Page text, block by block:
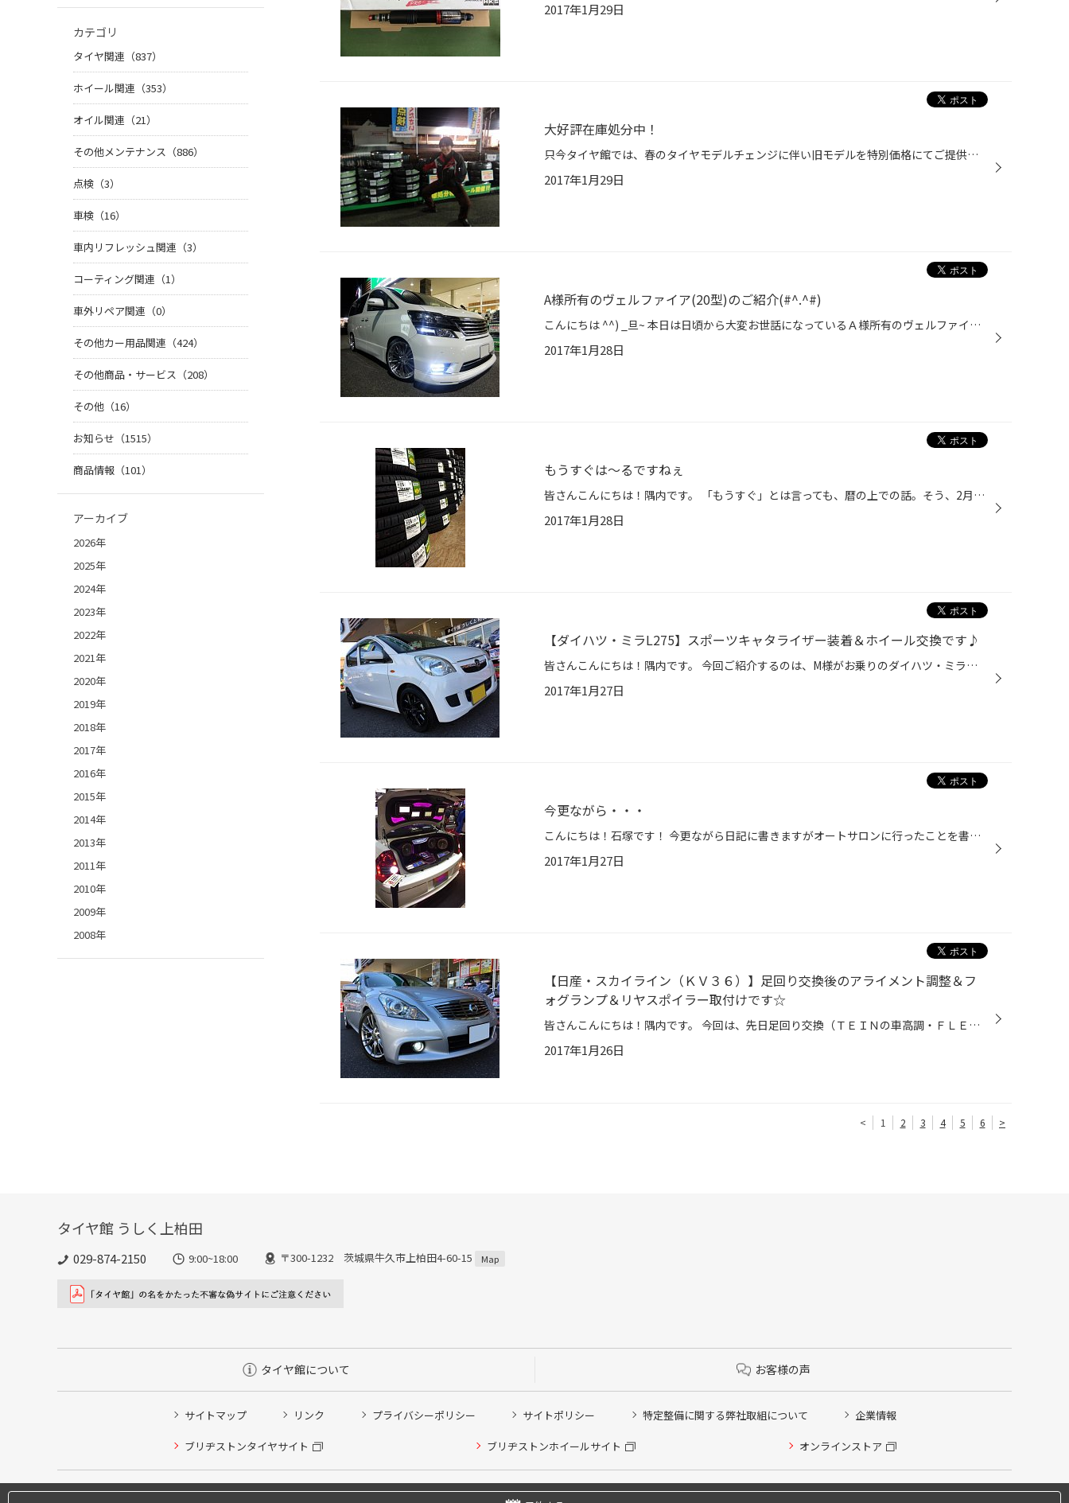
2017年1月29日
大好評在庫処分中！
只今タイヤ館では、春のタイヤモデルチェンジに伴い旧モデルを特別価格にてご提供中です。 ７つの性能を追求したブリヂストンのスタンダード。『安全性』と『経済性』をしっかりと両立させたエコピアシリーズが新しくなります。是非この機会にいいモノを安く手に入れませんか！？ サイズによっては...
2017年1月29日
A様所有のヴェルファイア(20型)のご紹介(#^.^#)
こんにちは ^^) _旦~ 本日は日頃から大変お世話になっているＡ様所有のヴェルファイアの整備をご紹介させて頂きます。 Ａ様のお車にはＴＥＩＮの足回りが装着されていますので、 本日は車高の調整と、減衰力調整、さらにマックガード取付けと、クスコの補強パーツを組ませて頂きました(^O^) じつは...
2017年1月28日
もうすぐは～るですねぇ
皆さんこんにちは！隅内です。 「もうすぐ」とは言っても、暦の上での話。そう、2月4日は「立春」なのです。 ちなみに春と聞いて思い浮かべるのは何でしょう？私は卒業ソングを思い浮かべます。 一番好きなのは、斉藤由貴さんが歌った「卒業」。同じくらい好きなのが、柏原芳恵さんが歌った「春なの...
2017年1月28日
【ダイハツ・ミラL275】スポーツキャタライザー装着＆ホイール交換です♪
皆さんこんにちは！隅内です。 今回ご紹介するのは、M様がお乗りのダイハツ・ミラ。実はM様、私が土浦北インター店で勤務していた時に色々とお世話になったお客様なんです。その頃にご予約いただいていた商品がようやく入荷し、今回は当店にて作業させていただきました。ありがとうございます！！ ...
2017年1月27日
今更ながら・・・
こんにちは！石塚です！ 今更ながら日記に書きますがオートサロンに行ったことを書きます！ 自分は最終日の日曜日に行ってきたのですがやっぱり車が好きな人にはとても楽しいお祭りですね！ 自分はAV系や外装が気になって行っているのですが普段は見る事のできないようなカスタムをしています！ ス...
2017年1月27日
【日産・スカイライン（ＫＶ３６）】足回り交換後のアライメント調整＆フ
ォグランプ＆リヤスポイラー取付けです☆
皆さんこんにちは！隅内です。 今回は、先日足回り交換（ＴＥＩＮの車高調・ＦＬＥＸ Z）させて頂いたＷ様がお乗りのスカイラインが再度ご来店。慣らし運転後のアライメント調整と、その他パーツのお取り付けを実施しました。 その他というのは、フォグランプを純正ハロゲンからＬＥＤへチェンジ！...
2017年1月26日
< 1 2 3 4 5 6 >
カテゴリ
タイヤ関連（837）
ホイール関連（353）
オイル関連（21）
その他メンテナンス（886）
点検（3）
車検（16）
車内リフレッシュ関連（3）
コーティング関連（1）
車外リペア関連（0）
その他カー用品関連（424）
その他商品・サービス（208）
その他（16）
お知らせ（1515）
商品情報（101）
アーカイブ
2026年
2025年
2024年
2023年
2022年
2021年
2020年
2019年
2018年
2017年
2016年
2015年
2014年
2013年
2011年
2010年
2009年
2008年
タイヤ館 うしく上柏田
029-874-2150 9:00~18:00 〒300-1232 茨城県牛久市上柏田4-60-15 Map
タイヤ館について お客様の声
サイトマップ リンク プライバシーポリシー サイトポリシー 特定整備に関する弊社取組について 企業情報
ブリヂストンタイヤサイト ブリヂストンホイールサイト オンラインストア
Copyright © 2024 Bridgestone Retail Co.,Ltd. All rights Reserved.
タイヤ点検・安全点検/タイヤ履き替え/オイル交換/その他ピット作業の予約